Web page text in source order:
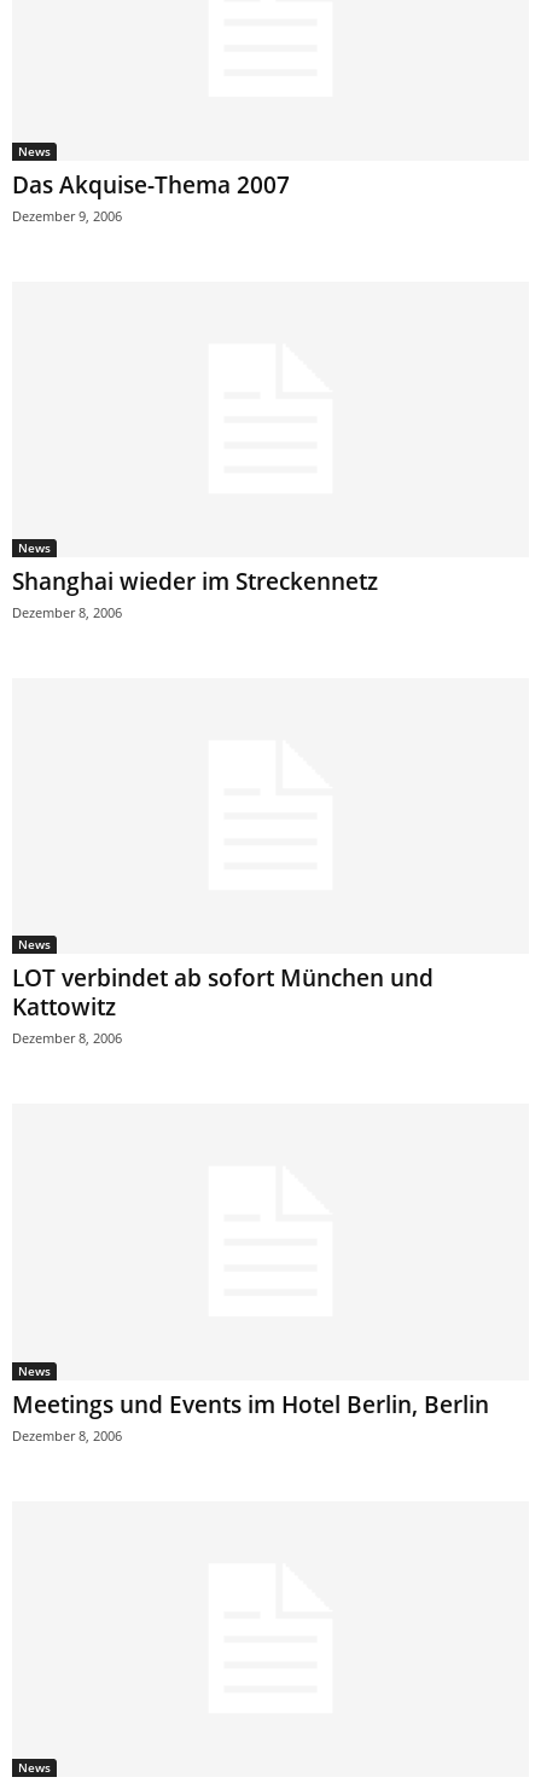
News
Das Akquise-Thema 2007
Dezember 9, 2006
News
Shanghai wieder im Streckennetz
Dezember 8, 2006
News
LOT verbindet ab sofort München und
Kattowitz
Dezember 8, 2006
News
Meetings und Events im Hotel Berlin, Berlin
Dezember 8, 2006
News